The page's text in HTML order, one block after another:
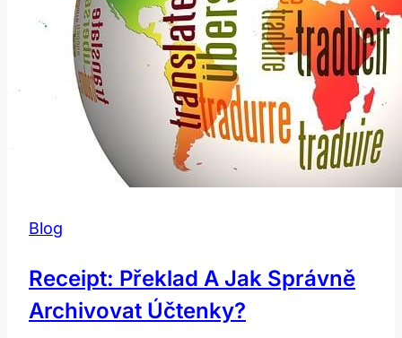
Blog
Receipt: Překlad A Jak Správně
Archivovat Účtenky?